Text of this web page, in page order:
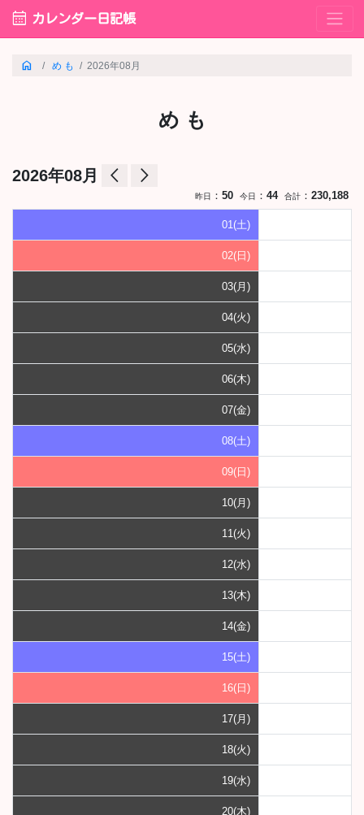
calendar_month カレンダー日記帳
home め も 2026年08月
め も
2026年08月 arrow_back_ios arrow_forward_ios
昨日 ： 50 今日 ： 44 合計 ： 230,188
01(土)
02(日)
03(月)
04(火)
05(水)
06(木)
07(金)
08(土)
09(日)
10(月)
11(火)
12(水)
13(木)
14(金)
15(土)
16(日)
17(月)
18(火)
19(水)
20(木)